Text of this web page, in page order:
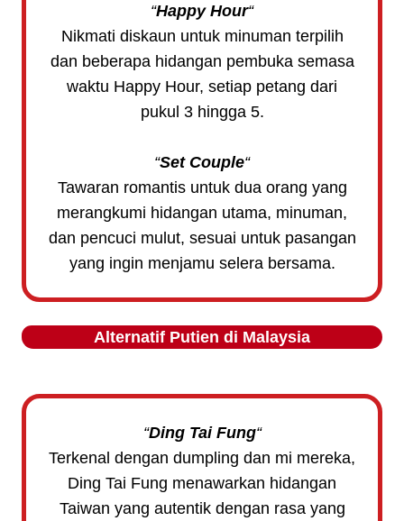
“Happy Hour“
Nikmati diskaun untuk minuman terpilih
dan beberapa hidangan pembuka semasa
waktu Happy Hour, setiap petang dari
pukul 3 hingga 5.
“Set Couple“
Tawaran romantis untuk dua orang yang
merangkumi hidangan utama, minuman,
dan pencuci mulut, sesuai untuk pasangan
yang ingin menjamu selera bersama.
Alternatif Putien di Malaysia
“Ding Tai Fung“
Terkenal dengan dumpling dan mi mereka,
Ding Tai Fung menawarkan hidangan
Taiwan yang autentik dengan rasa yang